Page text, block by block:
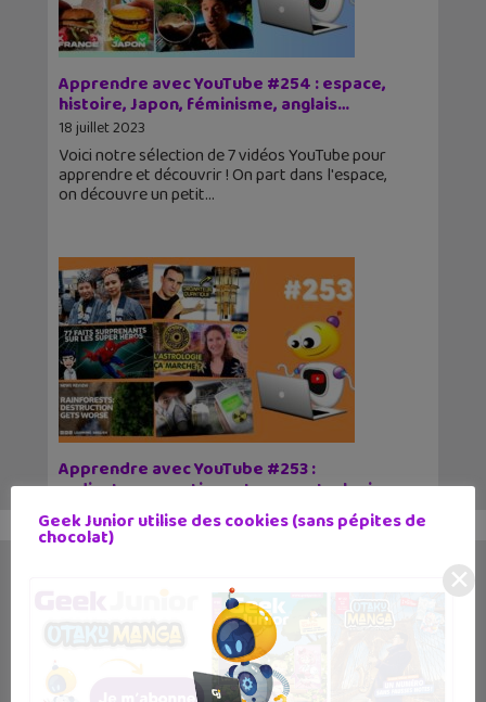
Apprendre avec YouTube #254 : espace,
histoire, Japon, féminisme, anglais…
18 juillet 2023
Voici notre sélection de 7 vidéos YouTube pour
apprendre et découvrir ! On part dans l'espace,
on découvre un petit
Apprendre avec YouTube #253 :
ordinateur quantique, Japon, astrologie,
superhéros…
3 juillet 2023
Fukushima, cela te dit ? Ou, apprendre 77 faits
surprenants sur tes superhéros
Geek Junior utilise des cookies (sans pépites de
chocolat)
✕